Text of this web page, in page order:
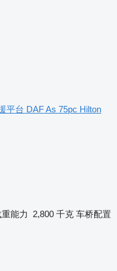
平台 DAF As 75pc Hilton
能力 2,800 千克 车桥配置